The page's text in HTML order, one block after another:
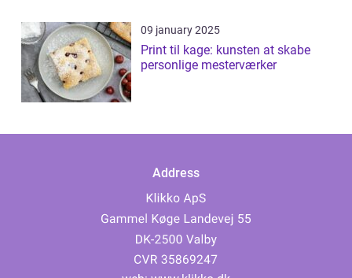
09 january 2025
Print til kage: kunsten at skabe
personlige mesterværker
Address